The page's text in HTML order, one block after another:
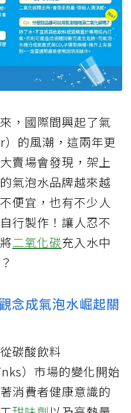
，國際間興起了氣
的風潮，這兩年更
賣場會發現，架上
氣泡水品牌越來越
便宜，也有不少人
行製作！讓人忍不
二氧化碳充入水中
念成氣泡水崛起關
碳酸飲料
）市場的變化開始
消費者健康意識的